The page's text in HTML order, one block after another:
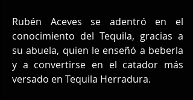
Rubén Aceves se adentró en el
conocimiento del Tequila, gracias a
su abuela, quien le enseñó a beberla
y a convertirse en el catador más
versado en Tequila Herradura.